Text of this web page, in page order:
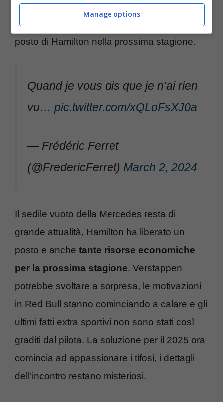
riappacificati, magari parlando di un
eventuale trasferimento dell’olandese al
posto di Hamilton nella prossima stagione.
Quand je vous dis que je n’ai rien
vu… pic.twitter.com/xQLoFsXJ0a
— Frédéric Ferret
(@FredericFerret) March 2, 2024
Il sedile vuoto della Mercedes resta di
grande attualità, Hamilton ha liberato un
posto e anche tante risorse economiche
per la prossima stagione. Verstappen
potrebbe svoltare a sorpresa, le motivazioni
in Red Bull stanno cominciando a calare e gli
ultimi fatti extra sportivi non sono stati così
graditi dal pilota. La soluzione per il 2025 ora
comincia ad appassionare i tifosi, i dettagli
dell’incontro restano misteriosi.
Manage options